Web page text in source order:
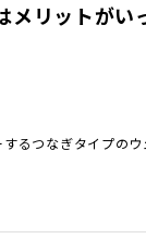
リットがい
るつなぎタイプの